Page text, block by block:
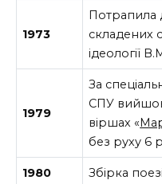
1973
Потрапила
складених
ідеології
1979
За
СПУ
віршах «
без руху 6
1980 Збірка